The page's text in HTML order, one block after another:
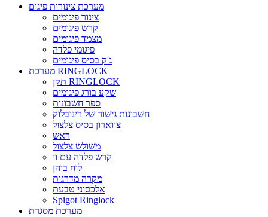
מערכת צינורות פיגום
צינור פיגומים
קרש פיגומים
מצמד פיגומים
פיגומי פלדה
ג'ק בסיס פיגומים
מערכת RINGLOCK
תקן RINGLOCK
שקע בורג פיגומים
ספר חשבונות
חשבונות גישור של רינובלוק
צווארון בסיס צלצול
ראש
משולש צלצול
קרש פלדה עם וו
לוח בוהן
מקרה מדרגות
אלכסוני טבעת
Spigot Ringlock
מערכת מסגרת